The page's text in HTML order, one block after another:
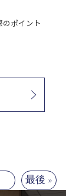
ポイント
最後 »